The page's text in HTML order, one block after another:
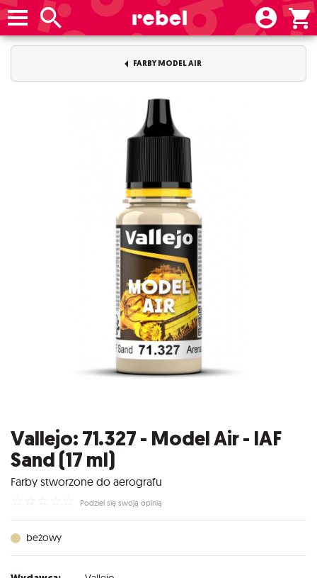
FARBY MODEL AIR
Vallejo: 71.327 - Model Air - IAF
Sand (17 ml)
Farby stworzone do aerografu
Podziel się swoją opinią
beżowy